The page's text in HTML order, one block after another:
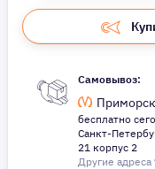
Самовывоз:
бесплатно
Санкт-
21 корпус 2
Другие адреса